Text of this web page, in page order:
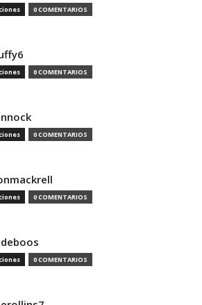
0 COMENTARIOS
0 COMENTARIOS
0 COMENTARIOS
0 COMENTARIOS
0 COMENTARIOS